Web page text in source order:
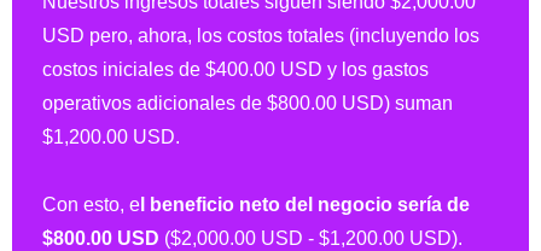
USD pero, ahora, los costos totales (incluyendo los
costos iniciales de $400.00 USD y los gastos
operativos adicionales de $800.00 USD) suman
$1,200.00 USD.
Con esto, e l beneficio neto del negocio sería de
$800.00 USD ($2,000.00 USD - $1,200.00 USD).